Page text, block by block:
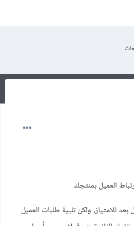
العميل بمنتجك
للامتياز، ولكن تلبية طلبات العميل